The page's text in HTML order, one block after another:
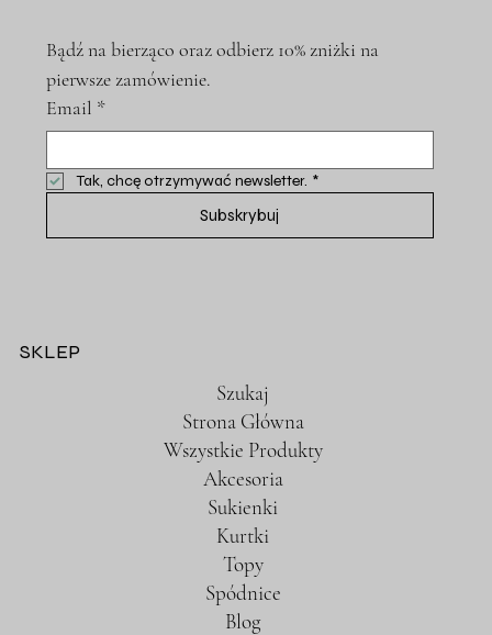
Bądź na bierząco oraz odbierz 10% zniżki na
pierwsze zamówienie.
Email *
Tak, chcę otrzymywać newsletter. *
Subskrybuj
SKLEP
Szukaj
Strona Główna
Wszystkie Produkty
Akcesoria
Sukienki
Kurtki
Topy
Spódnice
Blog